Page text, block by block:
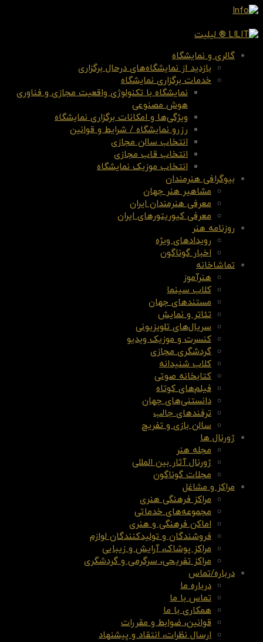
گالری و نمایشگاه
بازدید از نمایشگاه‌های درحال برگزاری
خدمات برگزاری نمایشگاه
نمایشگاه با تکنولوژی واقعیت مجازی و فناوری
هوش مصنوعی
ویژگی‌ها و امکانات برگزاری نمایشگاه
رزرو نمایشگاه / شرایط و قوانین
انتخاب سالن مجازی
انتخاب قاب مجازی
انتخاب موزیک نمایشگاه
بیوگرافی هنرمندان
مشاهیر هنر جهان
معرفی هنرمندان ایران
معرفی کیوریتورهای ایران
روزنامه هنر
رویدادهای ویژه
اخبار گوناگون
تماشاخانه
هنرآموز
کلاب سینما
مستندهای جهان
تئاتر و نمایش
سریال‌های تلویزیونی
کنسرت و موزیک ویدیو
گردشگری مجازی
کلاب شنیدانه
کتابخانه صوتی
فیلم‌های کوتاه
دانستنی‌های جهان
ترفندهای جالب
سالن بازی و تفریح
ژورنال ها
مجله هنر
ژورنال آثار بین المللی
مجلات گوناگون
مراکز و مشاغل
مراکز فرهنگی هنری
مجموعه‌های خدماتی
اماکن فرهنگی و هنری
فروشندگان و تولیدکنندگان لوازم
مراکز پوشاک، آرایش و زیبایی
مراکز تفریحی، سرگرمی و گردشگری
درباره/تماس
درباره ما
تماس با ما
همکاری با ما
قوانین، ضوابط و مقررات
ارسال نظرات، انتقاد و پیشنهاد